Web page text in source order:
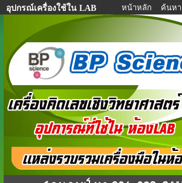
อุปกรณ์เครื่องใช้ใน LAB หน้าหลัก ค้นหา